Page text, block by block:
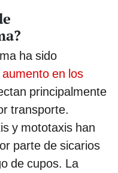
ha sido
en los
principalmente
transporte.
y mototaxis han
parte de sicarios
de cupos. La